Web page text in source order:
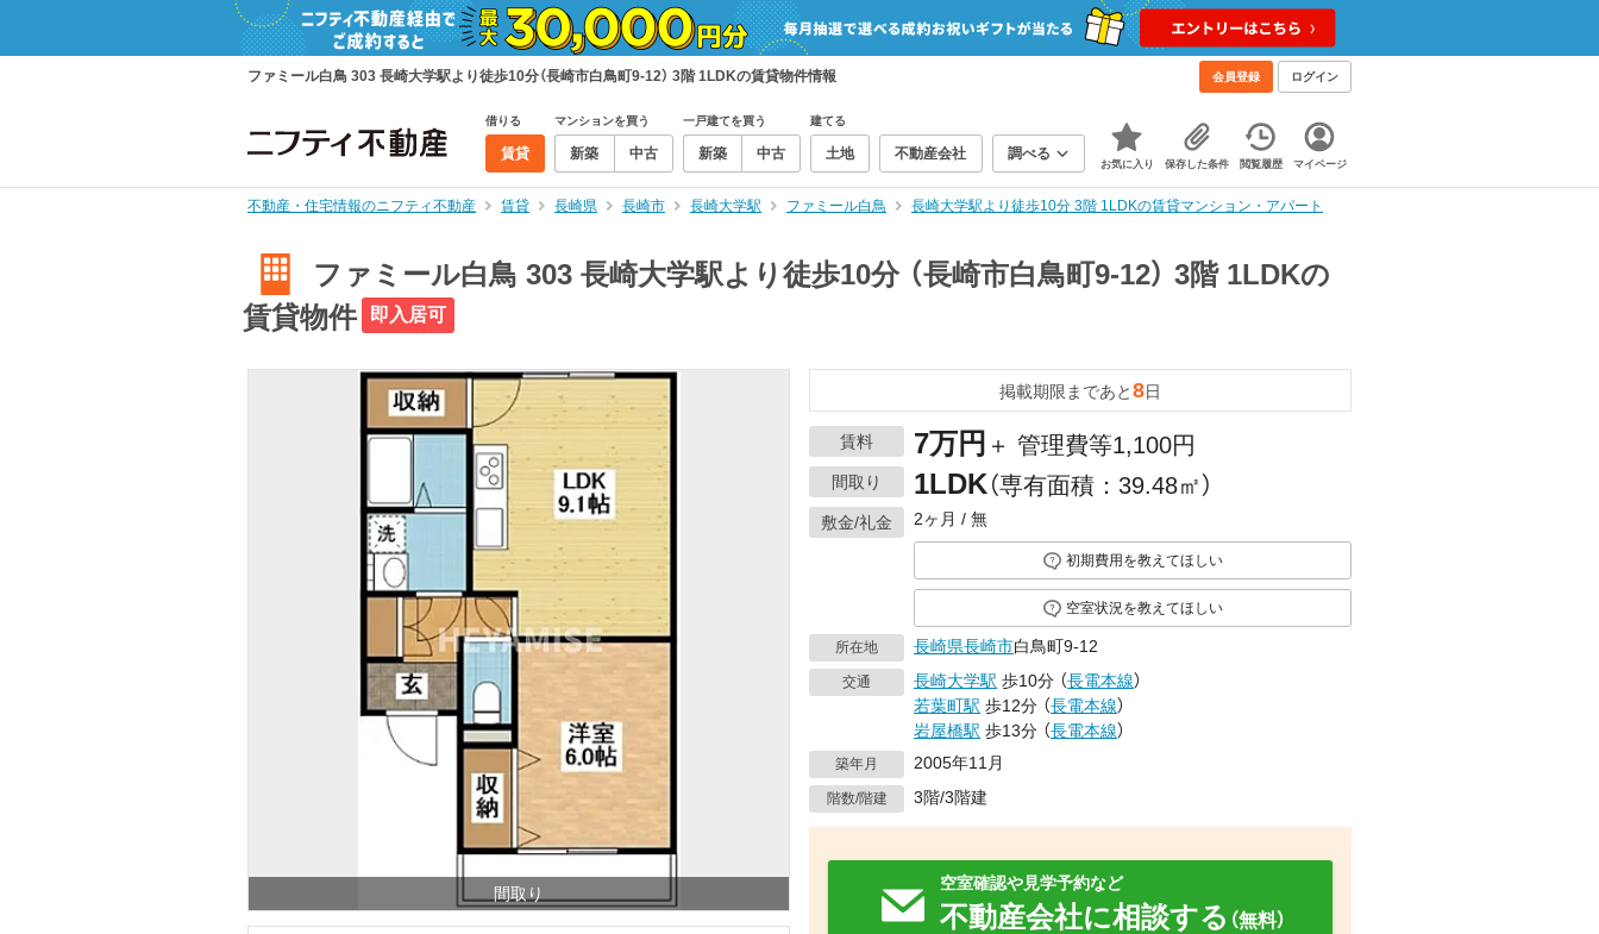
ファミール白鳥 303 長崎大学駅より徒歩10分（長崎市白鳥町9-12） 3階 1LDKの賃貸物件情報 会員登録 ログイン
借りる
賃貸
マンションを買う
新築 中古
一戸建てを買う
新築 中古
建てる
土地 不動産会社 調べる
お気に入り 保存した条件 閲覧履歴 マイページ
不動産・住宅情報のニフティ不動産 賃貸 長崎県 長崎市 長崎大学駅 ファミール白鳥 長崎大学駅より徒歩10分 3階 1LDKの賃貸マンション・アパート
ファミール白鳥 303 長崎大学駅より徒歩10分 （長崎市白鳥町9-12） 3階 1LDKの
賃貸物件
即入居可
間取り
掲載期限まであと8日
賃料 7万円 ＋ 管理費等1,100円
間取り 1LDK（専有面積：39.48㎡）
敷金/礼金 2ヶ月 / 無
初期費用を教えてほしい
空室状況を教えてほしい
所在地 長崎県長崎市白鳥町9-12
交通 長崎大学駅 歩10分 （長電本線）
若葉町駅 歩12分 （長電本線）
岩屋橋駅 歩13分 （長電本線）
築年月 2005年11月
階数/階建 3階/3階建
空室確認や見学予約など
不動産会社に相談する （無料）